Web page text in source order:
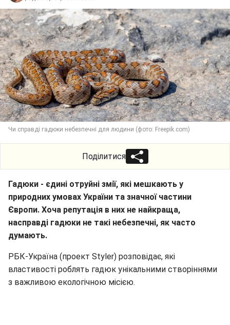
Чи справді гадюки небезпечні для людини (фото: Freepik.com)
Поділитися
Гадюки - єдині отруйні змії, які мешкають у
природних умовах України та значної частини
Європи. Хоча репутація в них не найкраща,
насправді гадюки не такі небезпечні, як часто
думають.
РБК-Україна (проект Styler) розповідає, які
властивості роблять гадюк унікальними створіннями
з важливою екологічною місією.